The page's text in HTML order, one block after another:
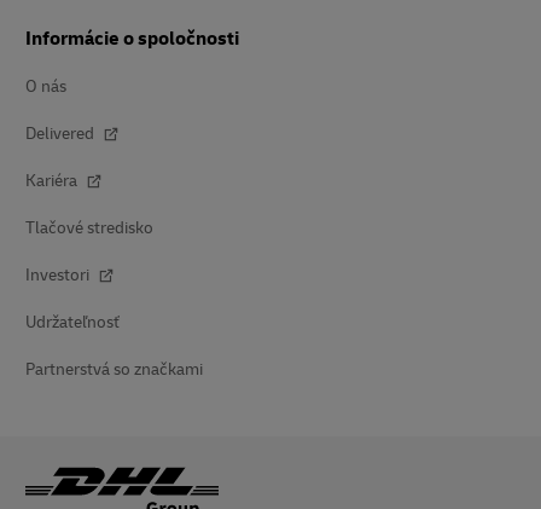
Informácie o spoločnosti
O nás
Delivered
Kariéra
Tlačové stredisko
Investori
Udržateľnosť
Partnerstvá so značkami